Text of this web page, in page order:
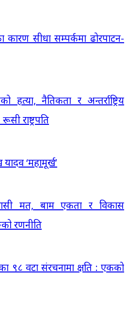
सीधा सम्पर्कमा ढोरपाटन-
हत्या, नैतिकता र अन्तर्राष्ट्रिय
राष्ट्रपति
‘महामूर्ख’
मत, बाम एकता र विकास
रणनीति
९८ वटा संरचनामा क्षति : एकको